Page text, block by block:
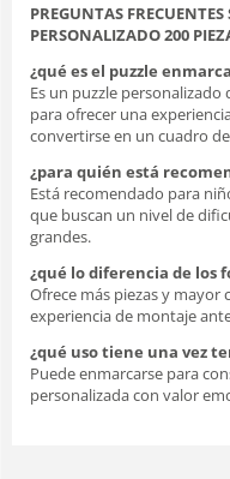
PREGUNTAS
PERSONALIZADO 200
¿qué es el puzzle
Es un puzzle
para ofrecer una
convertirse en un cuadro
¿para quién está
Está recomendado para
que buscan un nivel de
grandes.
¿qué lo diferencia de los
Ofrece más piezas y mayor
experiencia de montaje
¿qué uso tiene una vez
Puede enmarcarse para
personalizada con valor